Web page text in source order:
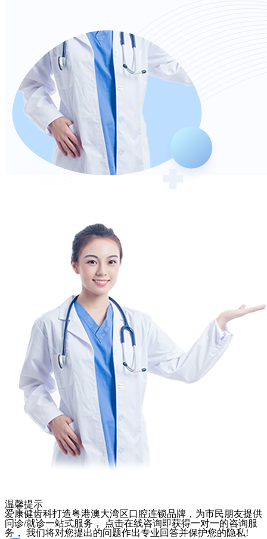
温馨提示
爱康健齿科打造粤港澳大湾区口腔连锁品牌，为市民朋友提供
问诊/就诊一站式服务， 点击在线咨询即获得一对一的咨询服
务， 我们将对您提出的问题作出专业回答并保护您的隐私!